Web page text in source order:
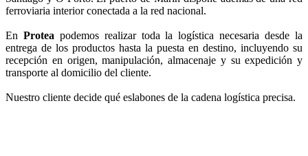
ferroviaria interior conectada a la red nacional.
En Protea podemos realizar toda la logística necesaria desde la
entrega de los productos hasta la puesta en destino, incluyendo su
recepción en origen, manipulación, almacenaje y su expedición y
transporte al domicilio del cliente.
Nuestro cliente decide qué eslabones de la cadena logística precisa.